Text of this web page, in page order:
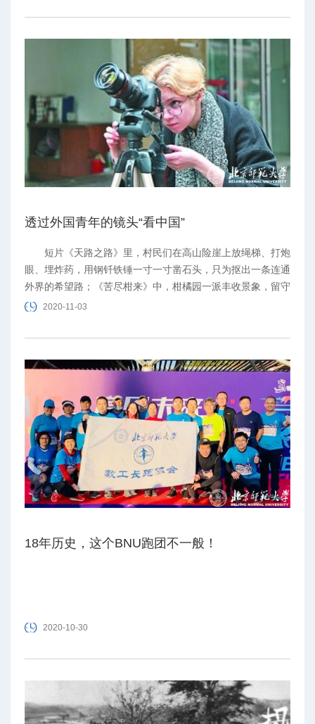
透过外国青年的镜头“看中国”
短片《天路之路》里，村民们在高山险崖上放绳梯、打炮
眼、埋炸药，用钢钎铁锤一寸一寸凿石头，只为抠出一条连通
外界的希望路；《苦尽柑来》中，柑橘园一派丰收景象，留守
老人吃着自家种的柑橘，笑在嘴边，甜在心头；《秀山迢递》
的农产品只用一天多时间，就被送到四百多公里外的买家手
成果。出乎意料的是，这些饱含深情的中国故事居然都出自外
2020-11-03
18年历史，这个BNU跑团不一般！
2020-10-30